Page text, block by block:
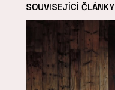
SOUVISEJÍCÍ ČLÁNKY